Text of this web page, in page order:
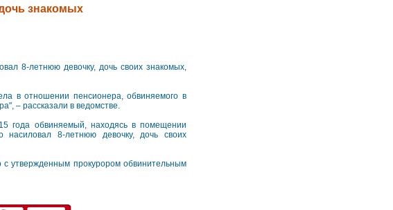
знакомых
8-летнюю девочку, дочь своих знакомых,
в отношении пенсионера, обвиняемого в
– рассказали в ведомстве.
года обвиняемый, находясь в помещении
насиловал 8-летнюю девочку, дочь своих
с утвержденным прокурором обвинительным